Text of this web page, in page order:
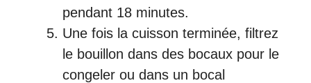
pendant 18 minutes.
Une fois la cuisson terminée, filtrez
le bouillon dans des bocaux pour le
congeler ou dans un bocal